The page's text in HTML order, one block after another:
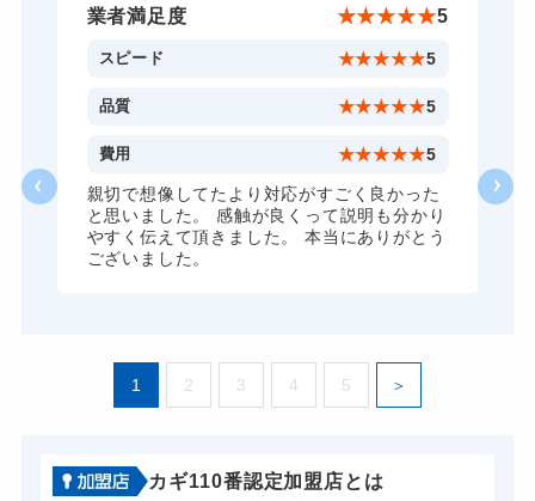
スーツケースカギ作成 19,800円～(税込)
金庫カギ開け 13,200円～(税込)
金庫カギ修理 16,500円～(税込)
27,500円～(税込)
13,200円～(税込)
ドアノブカギ開け 16,500円～(税込)
ドアノブカギ作成
業者満足度 ★★★★★5
スピード ★★★★★5
品質 ★★★★★5
費用 ★★★★★5
親切で想像してたより対応がすごく良かった
と思いました。 感触が良くって説明も分かり
やすく伝えて頂きました。 本当にありがとう
ございました。
1 2 3 4 5
カギ110番認定加盟店とは